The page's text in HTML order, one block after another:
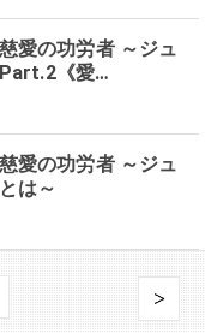
愛の功労者 ～ジュ
《愛…
愛の功労者 ～ジュ
は～